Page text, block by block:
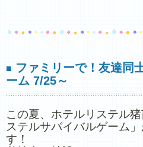
■ ファミリーで！友達同
ーム 7/25～
この夏、ホテルリステル
ステルサバイバルゲーム
す！